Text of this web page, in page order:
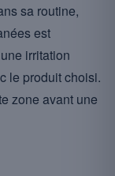
sa routine,
est
irritation
le produit choisi.
zone avant une